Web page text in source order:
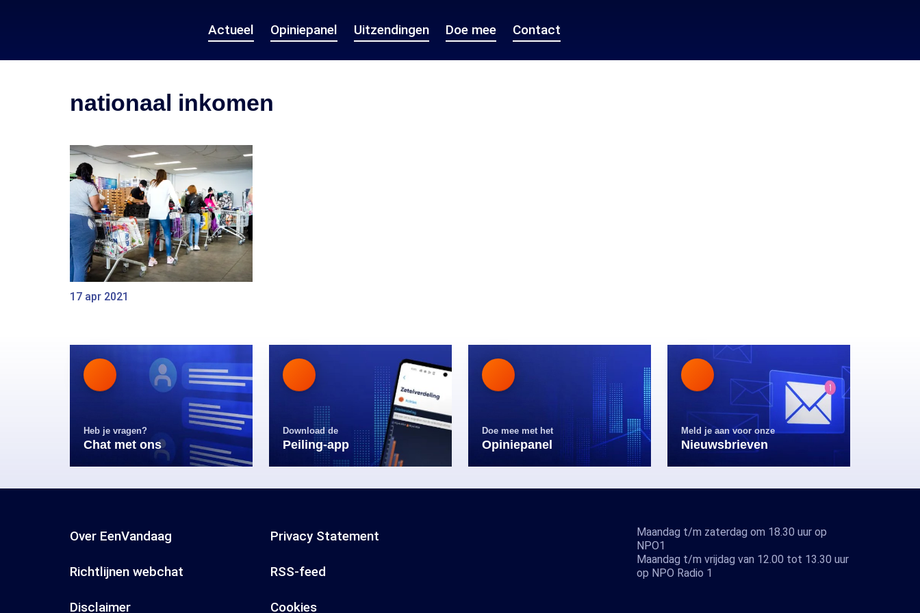
Actueel Opiniepanel Uitzendingen Doe mee Contact
nationaal inkomen
17 apr 2021
Heb je vragen?
Chat met ons
Download de
Peiling-app
Doe mee met het
Opiniepanel
Meld je aan voor onze
Nieuwsbrieven
Over EenVandaag Privacy Statement
Richtlijnen webchat RSS-feed
Disclaimer Cookies
Maandag t/m zaterdag om 18.30 uur op
NPO1
Maandag t/m vrijdag van 12.00 tot 13.30 uur
op NPO Radio 1